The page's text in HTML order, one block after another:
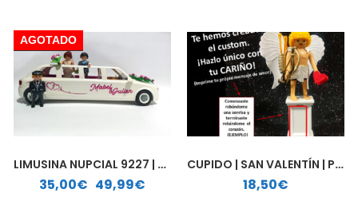
AGOTADO
LIMUSINA NUPCIAL 9227 | PLAYMOBIL PERSONALIZADA
35,00€ 49,99€
Rango de precios: desde 35,00€ hasta 49,99€
CUPIDO | SAN VALENTÍN | PLAYMOBIL PERSONALIZADO
18,50€